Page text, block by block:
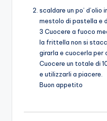
scaldare un po’ d’olio
mestolo di pastella e
3 Cuocere a fuoco
la frittella non si
girarla e cuocerla per
Cuocere un totale di
e utilizzarli a piacere.
Buon appetito